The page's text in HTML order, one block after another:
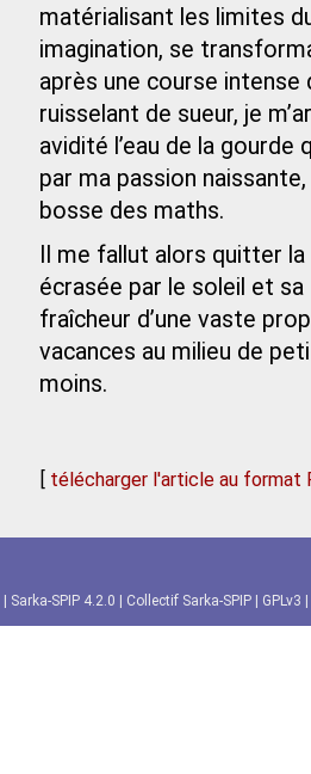
matérialisant les limites
imagination, se
après une course
ruisselant de sueur, je
avidité l’eau de la
par ma passion
bosse des maths.
Il me fallut alors quitter
écrasée par le soleil et sa
fraîcheur d’une vaste
vacances au milieu de
moins.
[ télécharger l'article au format
Sarka-SPIP 4.2.0 Collectif Sarka-SPIP GPLv3